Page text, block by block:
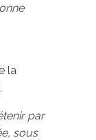
la
par
sous